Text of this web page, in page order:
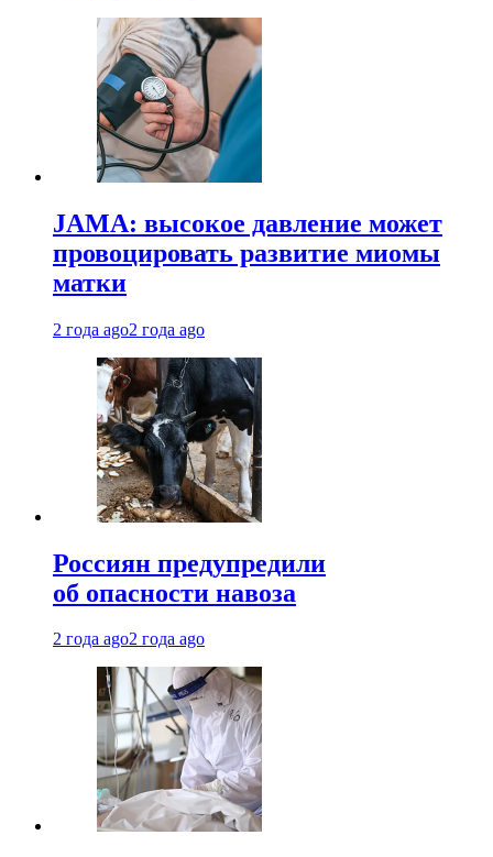
JAMA: высокое давление может
провоцировать развитие миомы
матки
2 года ago2 года ago
Россиян предупредили
об опасности навоза
2 года ago2 года ago